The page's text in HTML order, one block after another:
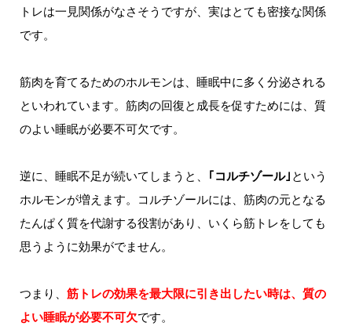
トレは一見関係がなさそうですが、実はとても密接な関係
です。
筋肉を育てるためのホルモンは、睡眠中に多く分泌される
といわれています。筋肉の回復と成長を促すためには、質
のよい睡眠が必要不可欠です。
逆に、睡眠不足が続いてしまうと、 ｢コルチゾール｣ という
ホルモンが増えます。コルチゾールには、筋肉の元となる
たんぱく質を代謝する役割があり、いくら筋トレをしても
思うように効果がでません。
つまり、 筋トレの効果を最大限に引き出したい時は、質の
よい睡眠が必要不可欠です。